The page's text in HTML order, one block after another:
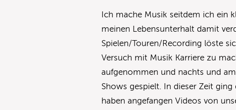
Ich mache Musik seitdem ich ein
meinen Lebensunterhalt damit
Spielen/Touren/Recording löste
Versuch mit Musik Karriere zu
aufgenommen und nachts und
Shows gespielt. In dieser Zeit
haben angefangen Videos von